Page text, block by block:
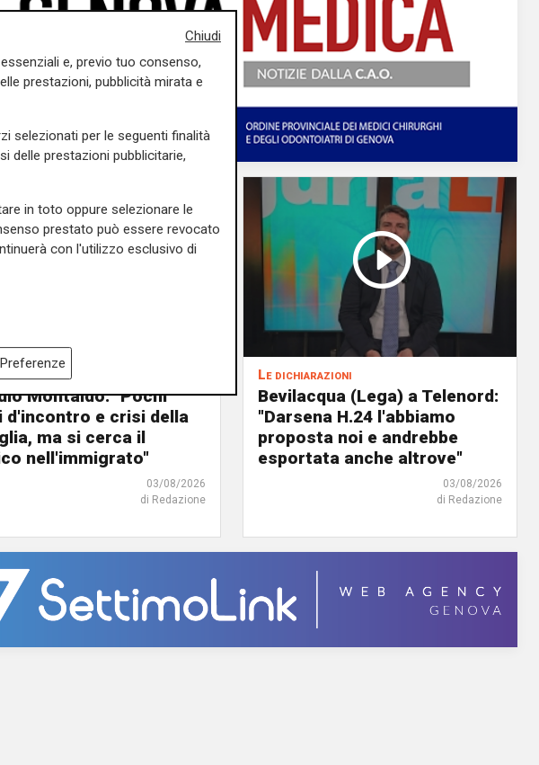
Montaldo: "Pochi
d'incontro e crisi della
ma si cerca il
nell'immigrato"
03/08/2026
di Redazione
Le dichiarazioni
Bevilacqua (Lega) a Telenord:
"Darsena H.24 l'abbiamo
proposta noi e andrebbe
esportata anche altrove"
03/08/2026
di Redazione
Chiudi
e, previo tuo consenso,
prestazioni, pubblicità mirata e
selezionati per le seguenti finalità
delle prestazioni pubblicitarie,
in toto oppure selezionare le
prestato può essere revocato
con l'utilizzo esclusivo di
Preferenze